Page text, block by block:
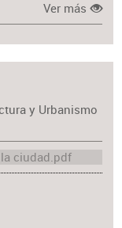
Ver más
y Urbanismo